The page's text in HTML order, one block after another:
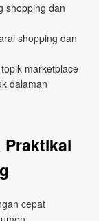
shopping dan
shopping dan
marketplace
dalaman
Praktikal
cepat